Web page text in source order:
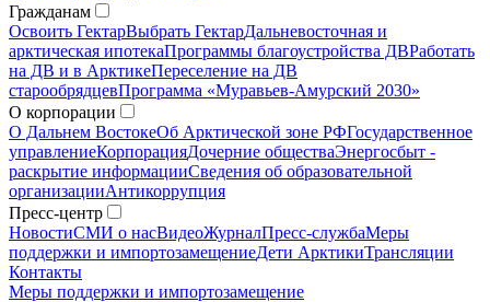
Гражданам
Освоить ГектарВыбрать ГектарДальневосточная и
арктическая ипотекаПрограммы благоустройства ДВРаботать
на ДВ и в АрктикеПереселение на ДВ
старообрядцевПрограмма «Муравьев-Амурский 2030»
О корпорации
О Дальнем ВостокеОб Арктической зоне РФГосударственное
управлениеКорпорацияДочерние обществаЭнергосбыт -
раскрытие информацииСведения об образовательной
организацииАнтикоррупция
Пресс-центр
НовостиСМИ о насВидеоЖурналПресс-службаМеры
поддержки и импортозамещениеДети АрктикиТрансляции
Контакты
Меры поддержки и импортозамещение